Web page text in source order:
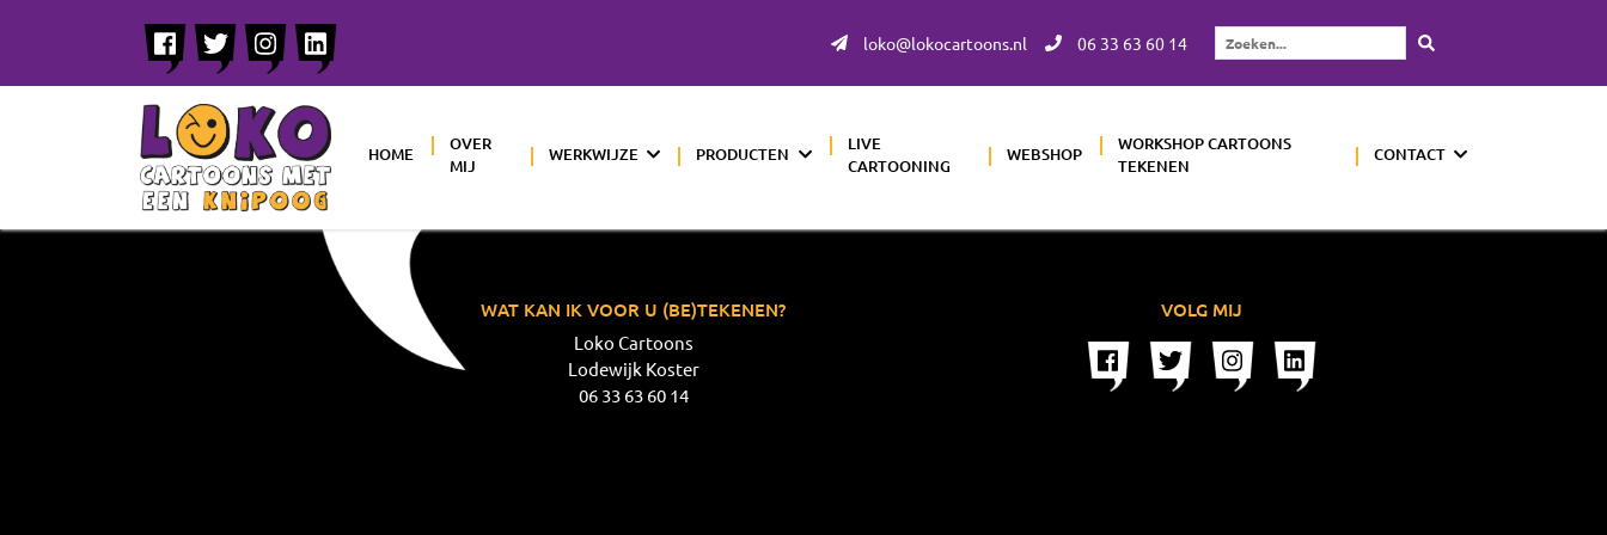
loko@lokocartoons.nl 06 33 63 60 14
Zoeken...
HOME
OVER
MIJ
WERKWIJZE PRODUCTEN
LIVE
CARTOONING
WEBSHOP
WORKSHOP CARTOONS
TEKENEN
CONTACT
WAT KAN IK VOOR U (BE)TEKENEN?
Loko Cartoons
Lodewijk Koster
06 33 63 60 14
VOLG MIJ